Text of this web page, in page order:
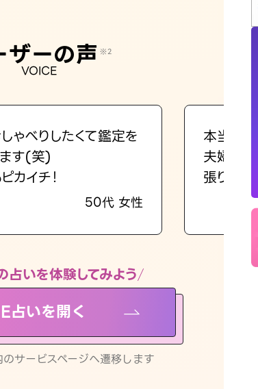
ザーの声 ※2
VOICE
ゃべりしたくて鑑定を
す(笑)
カイチ！
50代 女性
本当に
夫婦で
張ります！
占いを体験してみよう
占いを開く
サービスページへ遷移します